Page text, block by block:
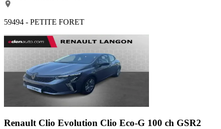
59494 - PETITE FORET
Renault Clio Evolution Clio Eco-G 100 ch GSR2